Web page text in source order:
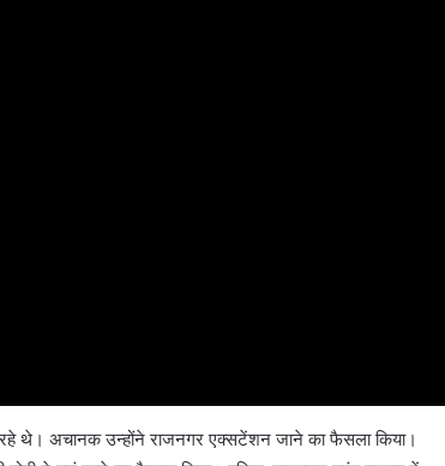
रहे थे। अचानक उन्होंने राजनगर एक्सटेंशन जाने का फैसला किया।